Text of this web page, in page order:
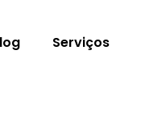
Serviços